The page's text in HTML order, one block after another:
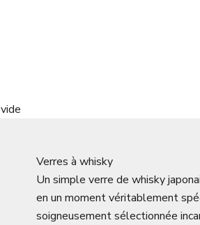
Verres à whisky
Un simple verre de whisky
en un moment véritablement
soigneusement sélectionnée